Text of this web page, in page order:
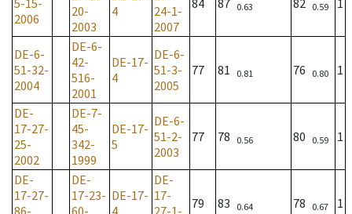
5-15-
2006
20-
2003
4
24-1-
2007
84 87 0.63 82 0.59 1
DE-6-
51-32-
2004
DE-6-
42-
516-
2001
DE-17-
4
DE-6-
51-3-
2005
77 81 0.81 76 0.80 1
DE-
17-27-
25-
2002
DE-7-
45-
342-
1999
DE-17-
5
DE-6-
51-2-
2003
77 78 0.56 80 0.59 1
DE-
17-27-
DE-
17-23- DE-17-
DE-
17-
79 83 0.64 78 0.67 1